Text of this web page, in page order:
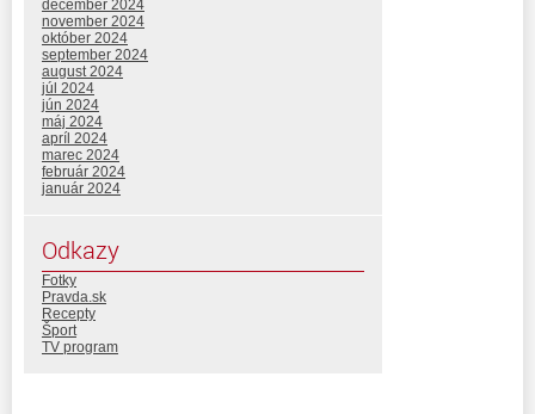
december 2024
november 2024
október 2024
september 2024
august 2024
júl 2024
jún 2024
máj 2024
apríl 2024
marec 2024
február 2024
január 2024
Odkazy
Fotky
Pravda.sk
Recepty
Šport
TV program